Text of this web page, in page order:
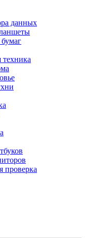
данных
техника
проверка